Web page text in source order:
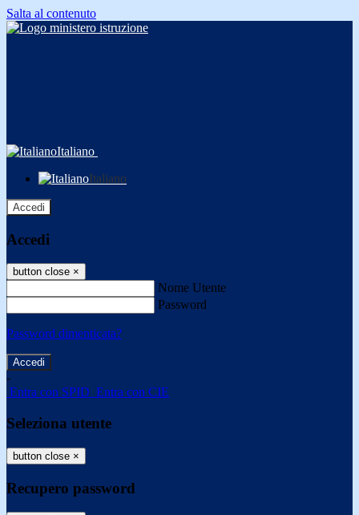
Salta al contenuto
Italiano
Italiano
Accedi
Accedi
button close ×
Nome Utente
Password
Password dimenticata?
-
Entra con SPID Entra con CIE
Seleziona utente
button close ×
Recupero password